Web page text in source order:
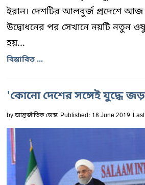
ইরান। দেশটির আলবুর্জ প্রদেশে
উদ্বোধনের পর সেখানে নয়টি নতুন
হয়...
বিস্তারিত ...
'কোনো দেশের সঙ্গেই যুদ্ধে
byআন্তর্জাতিক ডেস্ক Published: 18 June 2019